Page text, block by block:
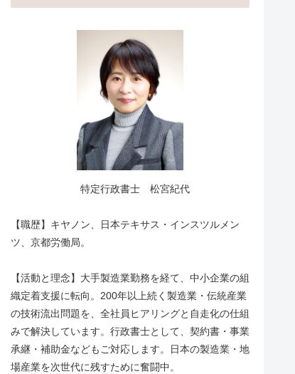
特定行政書士 松宮紀代
【職歴】キヤノン、日本テキサス・インスツルメン
ツ、京都労働局。
【活動と理念】大手製造業勤務を経て、中小企業の組
織定着支援に転向。200年以上続く製造業・伝統産業
の技術流出問題を、全社員ヒアリングと自走化の仕組
みで解決しています。行政書士として、契約書・事業
承継・補助金などもご対応します。日本の製造業・地
場産業を次世代に残すために奮闘中。